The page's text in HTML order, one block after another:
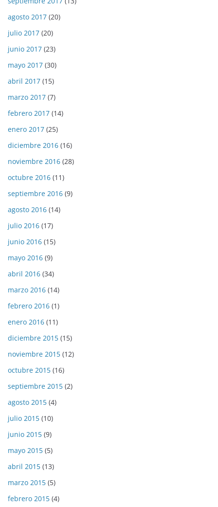
agosto 2017 (20)
julio 2017 (20)
junio 2017 (23)
mayo 2017 (30)
abril 2017 (15)
marzo 2017 (7)
febrero 2017 (14)
enero 2017 (25)
diciembre 2016 (16)
noviembre 2016 (28)
octubre 2016 (11)
septiembre 2016 (9)
agosto 2016 (14)
julio 2016 (17)
junio 2016 (15)
mayo 2016 (9)
abril 2016 (34)
marzo 2016 (14)
febrero 2016 (1)
enero 2016 (11)
diciembre 2015 (15)
noviembre 2015 (12)
octubre 2015 (16)
septiembre 2015 (2)
agosto 2015 (4)
julio 2015 (10)
junio 2015 (9)
mayo 2015 (5)
abril 2015 (13)
marzo 2015 (5)
febrero 2015 (4)